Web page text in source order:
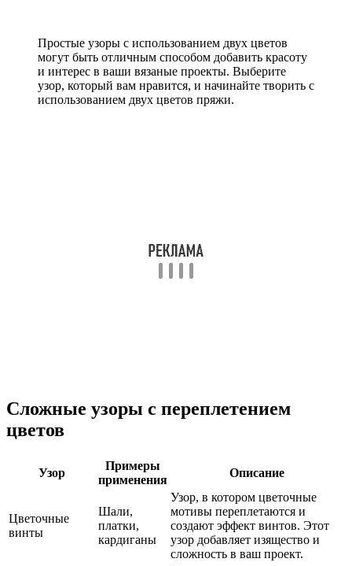
Простые узоры с использованием двух цветов
могут быть отличным способом добавить красоту
и интерес в ваши вязаные проекты. Выберите
узор, который вам нравится, и начинайте творить с
использованием двух цветов пряжи.
Сложные узоры с переплетением
цветов
Узор
Примеры
применения
Описание
Цветочные
винты
Шали,
платки,
кардиганы
Узор, в котором цветочные
мотивы переплетаются и
создают эффект винтов. Этот
узор добавляет изящество и
сложность в ваш проект.